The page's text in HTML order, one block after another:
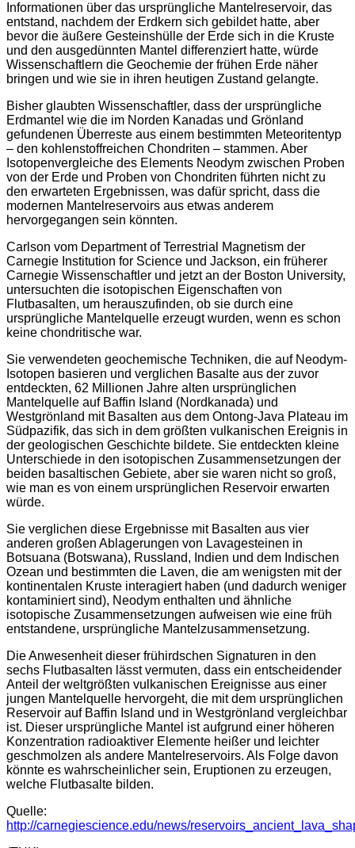
Informationen über das ursprüngliche Mantelreservoir, das
entstand, nachdem der Erdkern sich gebildet hatte, aber
bevor die äußere Gesteinshülle der Erde sich in die Kruste
und den ausgedünnten Mantel differenziert hatte, würde
Wissenschaftlern die Geochemie der frühen Erde näher
bringen und wie sie in ihren heutigen Zustand gelangte.
Bisher glaubten Wissenschaftler, dass der ursprüngliche
Erdmantel wie die im Norden Kanadas und Grönland
gefundenen Überreste aus einem bestimmten Meteoritentyp
– den kohlenstoffreichen Chondriten – stammen. Aber
Isotopenvergleiche des Elements Neodym zwischen Proben
von der Erde und Proben von Chondriten führten nicht zu
den erwarteten Ergebnissen, was dafür spricht, dass die
modernen Mantelreservoirs aus etwas anderem
hervorgegangen sein könnten.
Carlson vom Department of Terrestrial Magnetism der
Carnegie Institution for Science und Jackson, ein früherer
Carnegie Wissenschaftler und jetzt an der Boston University,
untersuchten die isotopischen Eigenschaften von
Flutbasalten, um herauszufinden, ob sie durch eine
ursprüngliche Mantelquelle erzeugt wurden, wenn es schon
keine chondritische war.
Sie verwendeten geochemische Techniken, die auf Neodym-
Isotopen basieren und verglichen Basalte aus der zuvor
entdeckten, 62 Millionen Jahre alten ursprünglichen
Mantelquelle auf Baffin Island (Nordkanada) und
Westgrönland mit Basalten aus dem Ontong-Java Plateau im
Südpazifik, das sich in dem größten vulkanischen Ereignis in
der geologischen Geschichte bildete. Sie entdeckten kleine
Unterschiede in den isotopischen Zusammensetzungen der
beiden basaltischen Gebiete, aber sie waren nicht so groß,
wie man es von einem ursprünglichen Reservoir erwarten
würde.
Sie verglichen diese Ergebnisse mit Basalten aus vier
anderen großen Ablagerungen von Lavagesteinen in
Botsuana (Botswana), Russland, Indien und dem Indischen
Ozean und bestimmten die Laven, die am wenigsten mit der
kontinentalen Kruste interagiert haben (und dadurch weniger
kontaminiert sind), Neodym enthalten und ähnliche
isotopische Zusammensetzungen aufweisen wie eine früh
entstandene, ursprüngliche Mantelzusammensetzung.
Die Anwesenheit dieser frühirdschen Signaturen in den
sechs Flutbasalten lässt vermuten, dass ein entscheidender
Anteil der weltgrößten vulkanischen Ereignisse aus einer
jungen Mantelquelle hervorgeht, die mit dem ursprünglichen
Reservoir auf Baffin Island und in Westgrönland vergleichbar
ist. Dieser ursprüngliche Mantel ist aufgrund einer höheren
Konzentration radioaktiver Elemente heißer und leichter
geschmolzen als andere Mantelreservoirs. Als Folge davon
könnte es wahrscheinlicher sein, Eruptionen zu erzeugen,
welche Flutbasalte bilden.
Quelle:
http://carnegiescience.edu/news/